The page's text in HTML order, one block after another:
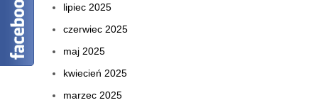
lipiec 2025
czerwiec 2025
maj 2025
kwiecień 2025
marzec 2025